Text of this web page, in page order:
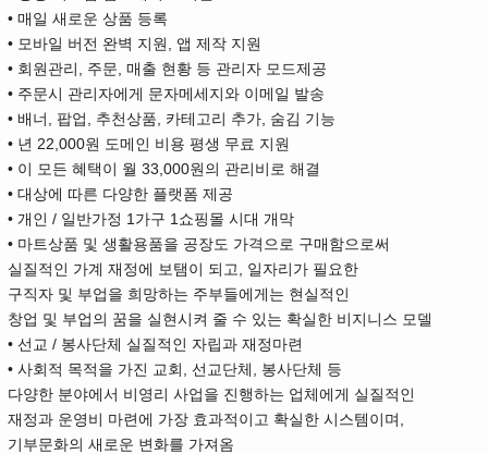
• 매일 새로운 상품 등록
• 모바일 버전 완벽 지원, 앱 제작 지원
• 회원관리, 주문, 매출 현황 등 관리자 모드제공
• 주문시 관리자에게 문자메세지와 이메일 발송
• 배너, 팝업, 추천상품, 카테고리 추가, 숨김 기능
• 년 22,000원 도메인 비용 평생 무료 지원
• 이 모든 혜택이 월 33,000원의 관리비로 해결
• 대상에 따른 다양한 플랫폼 제공
• 개인 / 일반가정 1가구 1쇼핑몰 시대 개막
• 마트상품 및 생활용품을 공장도 가격으로 구매함으로써
실질적인 가계 재정에 보탬이 되고, 일자리가 필요한
구직자 및 부업을 희망하는 주부들에게는 현실적인
창업 및 부업의 꿈을 실현시켜 줄 수 있는 확실한 비지니스 모델
• 선교 / 봉사단체 실질적인 자립과 재정마련
• 사회적 목적을 가진 교회, 선교단체, 봉사단체 등
다양한 분야에서 비영리 사업을 진행하는 업체에게 실질적인
재정과 운영비 마련에 가장 효과적이고 확실한 시스템이며,
기부문화의 새로운 변화를 가져옴